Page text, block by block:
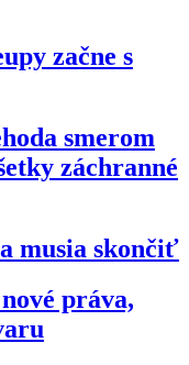
začne s
smerom
záchranné
musia skončiť
práva,